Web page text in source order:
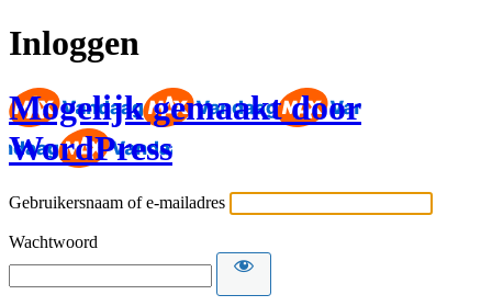
Inloggen
Mogelijk gemaakt door
WordPress
Gebruikersnaam of e-mailadres
Wachtwoord